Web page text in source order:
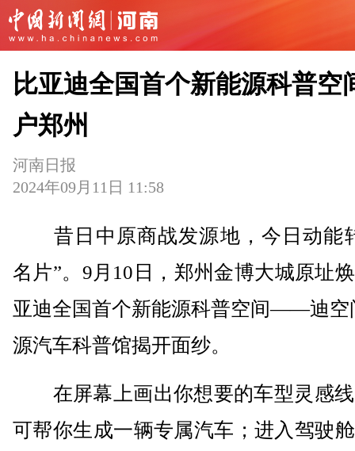
比亚迪全国首个新能源科普空
户郑州
河南日报
2024年09月11日 11:58
昔日中原商战发源地，今日动能
名片”。9月10日，郑州金博大城原址
亚迪全国首个新能源科普空间——迪空
源汽车科普馆揭开面纱。
在屏幕上画出你想要的车型灵感
可帮你生成一辆专属汽车；进入驾驶